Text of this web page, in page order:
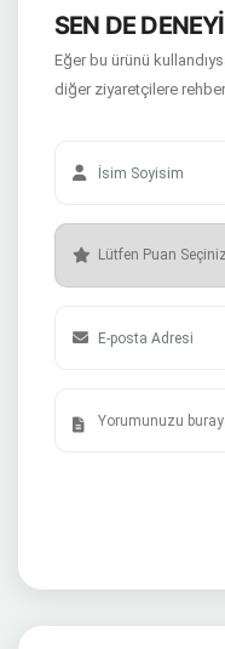
SEN DE
Eğer bu ürünü
diğer ziyaretçilere